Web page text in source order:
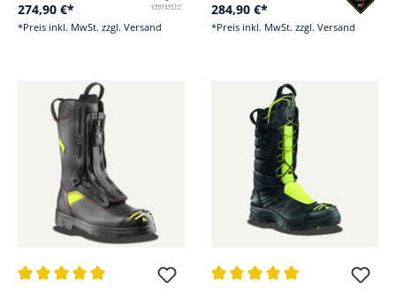
274,90 €*
*Preis inkl. MwSt. zzgl. Versand
284,90 €*
*Preis inkl. MwSt. zzgl. Versand